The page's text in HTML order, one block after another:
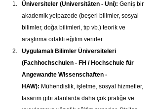
Üniversiteler (Universitäten - Uni): Geniş bir
akademik yelpazede (beşeri bilimler, sosyal
bilimler, doğa bilimleri, tıp vb.) teorik ve
araştırma odaklı eğitim verirler.
Uygulamalı Bilimler Üniversiteleri
(Fachhochschulen - FH / Hochschule für
Angewandte Wissenschaften -
HAW): Mühendislik, işletme, sosyal hizmetler,
tasarım gibi alanlarda daha çok pratiğe ve